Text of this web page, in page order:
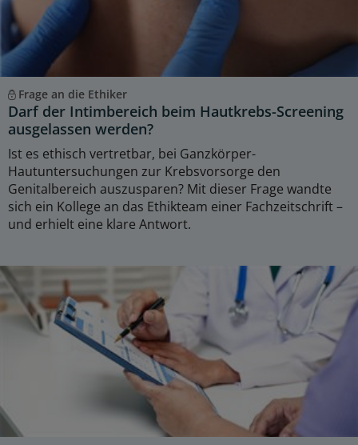
Frage an die Ethiker
Darf der Intimbereich beim Hautkrebs-Screening
ausgelassen werden?
Ist es ethisch vertretbar, bei Ganzkörper-
Hautuntersuchungen zur Krebsvorsorge den
Genitalbereich auszusparen? Mit dieser Frage wandte
sich ein Kollege an das Ethikteam einer Fachzeitschrift –
und erhielt eine klare Antwort.